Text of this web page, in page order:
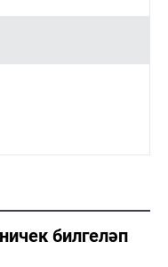
билгеләп